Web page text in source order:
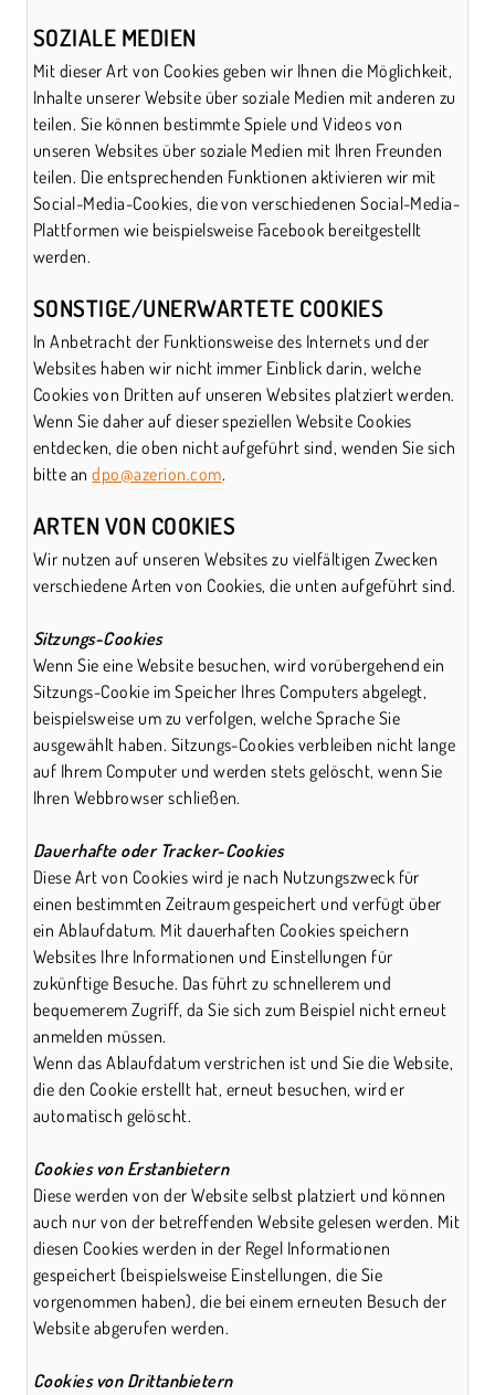
SOZIALE MEDIEN
Mit dieser Art von Cookies geben wir Ihnen die Möglichkeit,
Inhalte unserer Website über soziale Medien mit anderen zu
teilen. Sie können bestimmte Spiele und Videos von
unseren Websites über soziale Medien mit Ihren Freunden
teilen. Die entsprechenden Funktionen aktivieren wir mit
Social-Media-Cookies, die von verschiedenen Social-Media-
Plattformen wie beispielsweise Facebook bereitgestellt
werden.
SONSTIGE/UNERWARTETE COOKIES
In Anbetracht der Funktionsweise des Internets und der
Websites haben wir nicht immer Einblick darin, welche
Cookies von Dritten auf unseren Websites platziert werden.
Wenn Sie daher auf dieser speziellen Website Cookies
entdecken, die oben nicht aufgeführt sind, wenden Sie sich
bitte andpo@azerion.com.
ARTEN VON COOKIES
Wir nutzen auf unseren Websites zu vielfältigen Zwecken
verschiedene Arten von Cookies, die unten aufgeführt sind.
Sitzungs-Cookies
Wenn Sie eine Website besuchen, wird vorübergehend ein
Sitzungs-Cookie im Speicher Ihres Computers abgelegt,
beispielsweise um zu verfolgen, welche Sprache Sie
ausgewählt haben. Sitzungs-Cookies verbleiben nicht lange
auf Ihrem Computer und werden stets gelöscht, wenn Sie
Ihren Webbrowser schließen.
Dauerhafte oder Tracker-Cookies
Diese Art von Cookies wird je nach Nutzungszweck für
einen bestimmten Zeitraum gespeichert und verfügt über
ein Ablaufdatum. Mit dauerhaften Cookies speichern
Websites Ihre Informationen und Einstellungen für
zukünftige Besuche. Das führt zu schnellerem und
bequemerem Zugriff, da Sie sich zum Beispiel nicht erneut
anmelden müssen.
Wenn das Ablaufdatum verstrichen ist und Sie die Website,
die den Cookie erstellt hat, erneut besuchen, wird er
automatisch gelöscht.
Cookies von Erstanbietern
Diese werden von der Website selbst platziert und können
auch nur von der betreffenden Website gelesen werden. Mit
diesen Cookies werden in der Regel Informationen
gespeichert (beispielsweise Einstellungen, die Sie
vorgenommen haben), die bei einem erneuten Besuch der
Website abgerufen werden.
Cookies von Drittanbietern